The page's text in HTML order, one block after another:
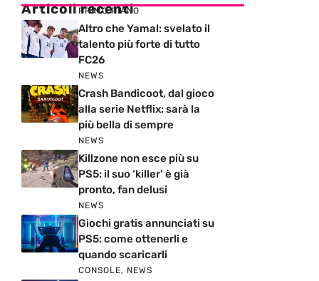
Articoli recenti
PRIMO PIANO
Altro che Yamal: svelato il
talento più forte di tutto
FC26
NEWS
Crash Bandicoot, dal gioco
alla serie Netflix: sarà la
più bella di sempre
NEWS
Killzone non esce più su
PS5: il suo ‘killer’ è già
pronto, fan delusi
NEWS
Giochi gratis annunciati su
PS5: come ottenerli e
quando scaricarli
CONSOLE, NEWS